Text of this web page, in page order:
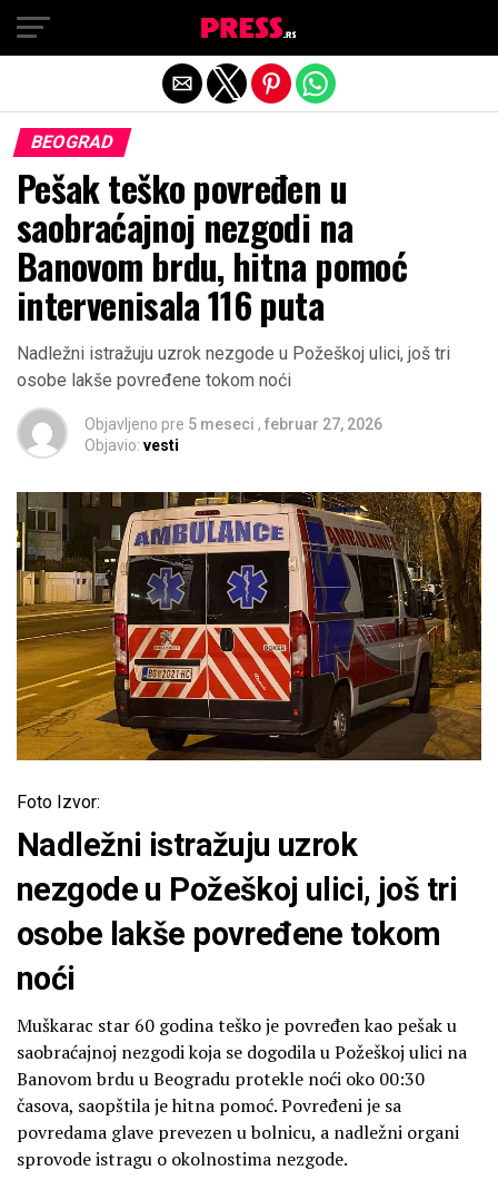
BEOGRAD
Pešak teško povređen u
saobraćajnoj nezgodi na
Banovom brdu, hitna pomoć
intervenisala 116 puta
Nadležni istražuju uzrok nezgode u Požeškoj ulici, još tri
osobe lakše povređene tokom noći
Objavljeno pre 5 meseci , februar 27, 2026
Objavio: vesti
Foto Izvor:
Nadležni istražuju uzrok
nezgode u Požeškoj ulici, još tri
osobe lakše povređene tokom
noći
Muškarac star 60 godina teško je povređen kao pešak u
saobraćajnoj nezgodi koja se dogodila u Požeškoj ulici na
Banovom brdu u Beogradu protekle noći oko 00:30
časova, saopštila je hitna pomoć. Povređeni je sa
povredama glave prevezen u bolnicu, a nadležni organi
sprovode istragu o okolnostima nezgode.
Exit mobile version